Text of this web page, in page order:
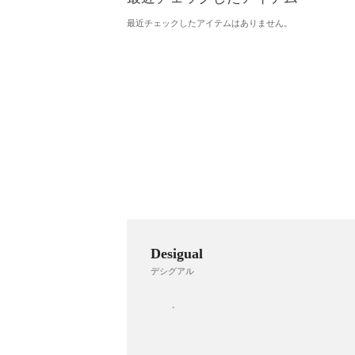
最近チェックしたアイテムはありません。
Desigual
デシグアル